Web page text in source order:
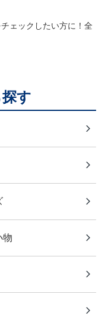
ェックしたい方に！全
す
物